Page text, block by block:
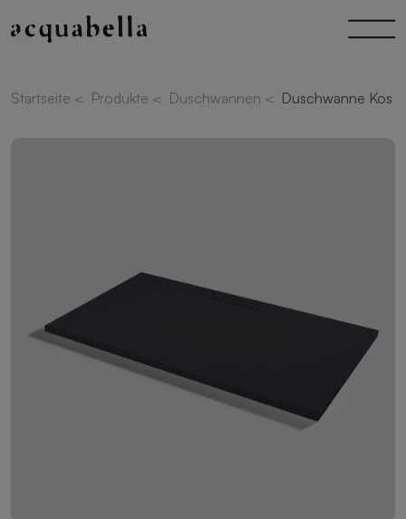
Startseite < Produkte < Duschwannen < Duschwanne Kos